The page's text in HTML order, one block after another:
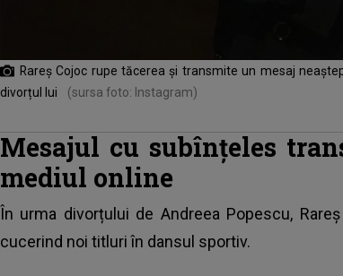
Rareș Cojoc rupe tăcerea și transmite un mesaj
divorțul lui
(sursa foto: Instagram)
Mesajul cu subînțeles
mediul online
În urma divorțului de Andreea Popescu,
cucerind noi titluri în dansul sportiv.